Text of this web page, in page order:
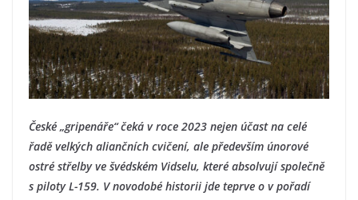
České „gripenáře“ čeká v roce 2023 nejen účast na celé
řadě velkých aliančních cvičení, ale především únorové
ostré střelby ve švédském Vidselu, které absolvují společně
s piloty L-159. V novodobé historii jde teprve o v pořadí